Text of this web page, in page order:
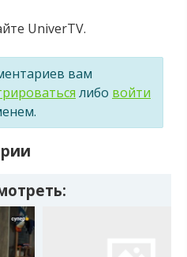
UniverTV.
вам
либо войти